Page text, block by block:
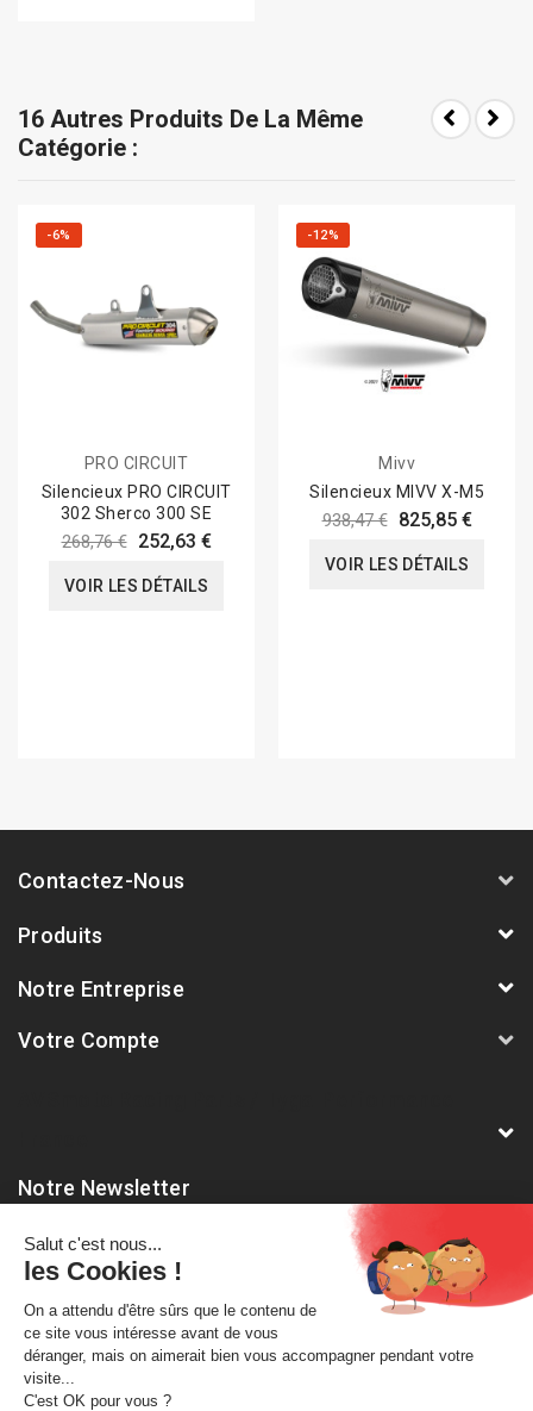
16 Autres Produits De La Même
Catégorie :
-6%
PRO CIRCUIT
Silencieux PRO CIRCUIT
302 Sherco 300 SE
268,76 € 252,63 €
VOIR LES DÉTAILS
-12%
Mivv
Silencieux MIVV X-M5
938,47 € 825,85 €
VOIR LES DÉTAILS
Contactez-Nous
Produits
Notre Entreprise
Votre Compte
Notre Newsletter
Abonnez-vous à notre dernière newsletter pour être informé
des nouveautés et remises spéciales.